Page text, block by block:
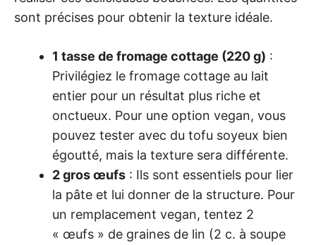
sont précises pour obtenir la texture idéale.
1 tasse de fromage cottage (220 g) :
Privilégiez le fromage cottage au lait
entier pour un résultat plus riche et
onctueux. Pour une option vegan, vous
pouvez tester avec du tofu soyeux bien
égoutté, mais la texture sera différente.
2 gros œufs : Ils sont essentiels pour lier
la pâte et lui donner de la structure. Pour
un remplacement vegan, tentez 2
« œufs » de graines de lin (2 c. à soupe